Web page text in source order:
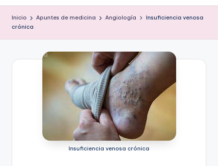
o
m
estudio,
Inicio Apuntes de medicina Angiología
Insuficiencia venosa
crónica
Insuficiencia venosa crónica